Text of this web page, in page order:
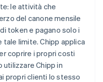
le attività che
del canone mensile
token e pagano solo i
limite. Chipp applica
coprire i propri costi
Chipp in
propri clienti lo stesso